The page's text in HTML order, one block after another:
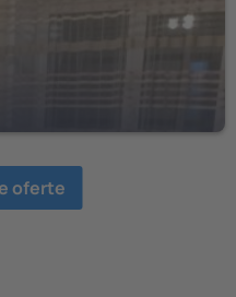
oferte